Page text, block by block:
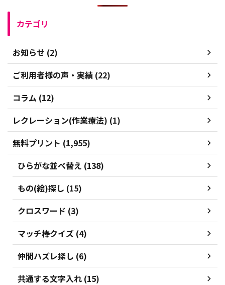
カテゴリ
お知らせ (2)
ご利用者様の声・実績 (22)
コラム (12)
レクレーション(作業療法) (1)
無料プリント (1,955)
ひらがな並べ替え (138)
もの(絵)探し (15)
クロスワード (3)
マッチ棒クイズ (4)
仲間ハズレ探し (6)
共通する文字入れ (15)